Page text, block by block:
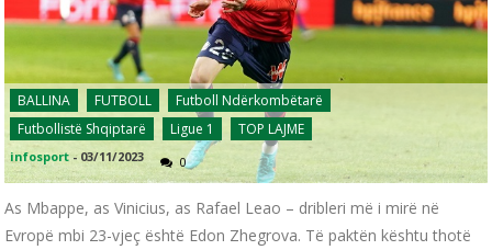
BALLINA FUTBOLL
Futboll Ndërkombëtarë
Futbollistë Shqiptarë
Ligue 1 TOP LAJME
infosport - 03/11/2023 0
As Mbappe, as Vinicius, as Rafael Leao – dribleri më i mirë në
Evropë mbi 23-vjeç është Edon Zhegrova. Të paktën kështu thotë